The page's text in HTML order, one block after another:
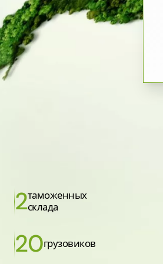
2таможенных
склада
20грузовиков